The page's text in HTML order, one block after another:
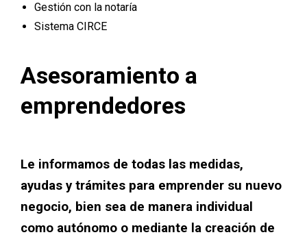
Gestión con la notaría
Sistema CIRCE
Asesoramiento a
emprendedores
Le informamos de todas las medidas,
ayudas y trámites para emprender su nuevo
negocio, bien sea de manera individual
como autónomo o mediante la creación de